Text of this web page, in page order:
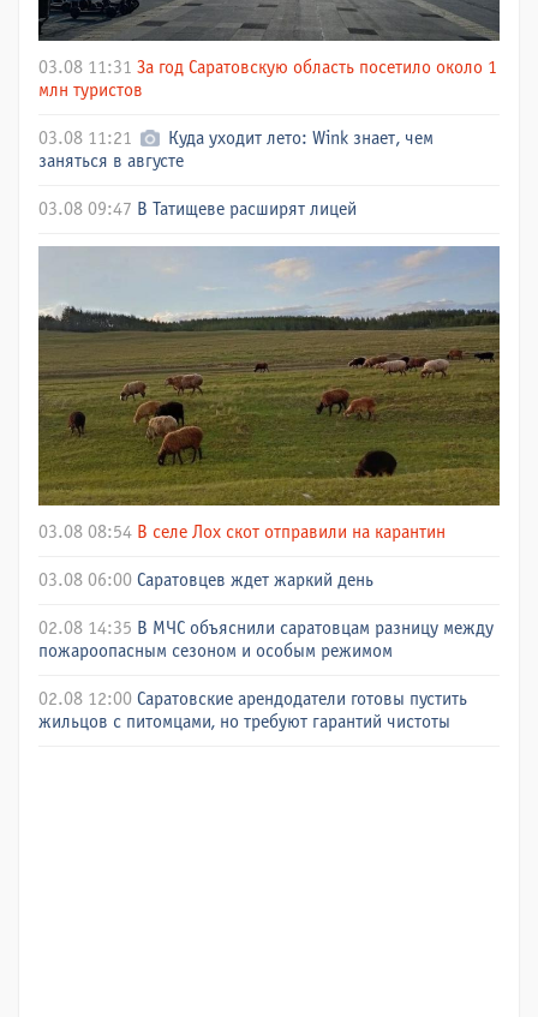
03.08 11:31 За год Саратовскую область посетило около 1
млн туристов
03.08 11:21
Куда уходит лето: Wink знает, чем
заняться в августе
03.08 09:47 В Татищеве расширят лицей
03.08 08:54 В селе Лох скот отправили на карантин
03.08 06:00 Саратовцев ждет жаркий день
02.08 14:35 В МЧС объяснили саратовцам разницу между
пожароопасным сезоном и особым режимом
02.08 12:00 Саратовские арендодатели готовы пустить
жильцов с питомцами, но требуют гарантий чистоты